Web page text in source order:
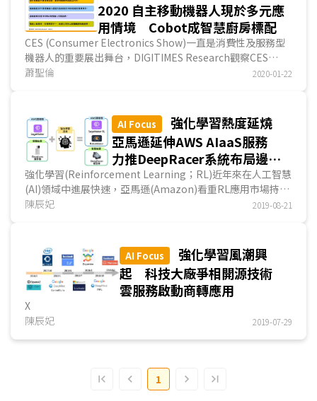
2020 自主移動機器人現於多元應
用情境 Cobot成智慧廚房標配
CES (Consumer Electronics Show)一直是消費性及服務型
機器人的重要展出舞台，DIGITIMES Research觀察CES
2020展場有大半機器人展示皆屬自主移動式機器人
用。另外，遠端搖控機器人(telerobot)及外骨骼機器人
(robotic exoskeleton)因多種技術支援下，可進行更精密的
操作。此外，許多新創公司開始採用開源策略，以壯大自家生
態圈。
CES會場出現大量能自主移動的AMR，其中最受矚目的是
三星電子(Samsung Electronics)所推出的智慧管家機器人
Ballie。由於具備自主移動、語音識別及環境觀察等能力，家
星與樂金(LG)皆相當積極，三星展示智慧廚房助手Bot
Chef，可進行食材處理，並協助烹飪。樂金推出類似概念的
ChefBot，但更著重與其CLOi系列AMR的協作，來達成智慧
餐廳的完整情境。
CES 2020另一個機器人應用焦點為人機互動，豐田
(Toyota)與多家美系新創業者合作的遠端搖控機器人，透過
5G、AI、感測器及VR等成熟技術的整合應用，可遠距進行低
易舉起重物的外骨骼機器人。
蕭聖倫 2020-01-22
AI Focus
強化學習熱度延燒
亞馬遜延伸AWS AIaaS服務
力推DeepRacer系統布局邊緣
應用市場
強化學習(Reinforcement Learning；RL)近年來在人工智慧
(AI)領域中進展快速，亞馬遜(Amazon)看重RL應用市場持續
升溫，延續過去以實體裝置延伸AWS雲端服務的商業策略，
陳辰妃 2019-08-21
AI Focus
強化學習風潮興
起 科技大廠爭相開源技術
雲服務啟動商轉應用
X
陳辰妃
2019-07-29
1